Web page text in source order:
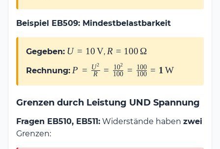
Beispiel EB509: Mindestbelastbarkeit
Gegeben: U =
10\,\text{V}
U = 10V,R =
100\,\Omega
R = 100 Ω
Rechnung: P = \frac{U^2}{R} =
\mathbf{1\,\text{W}}
P = R
U2 = 100
1 02 = 100
100 = 1 W
Grenzen durch Leistung UND Spannung
Fragen EB510, EB511: Widerstände haben zwei
Grenzen: